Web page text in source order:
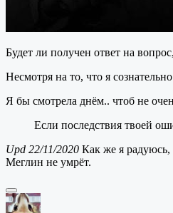
Будет ли получен ответ на
Несмотря на то, что я
Я бы смотрела днём.. чтоб не
Если последствия твоей
Upd 22/11/2020 Как же я радуюсь,
Меглин не умрёт.
Автор